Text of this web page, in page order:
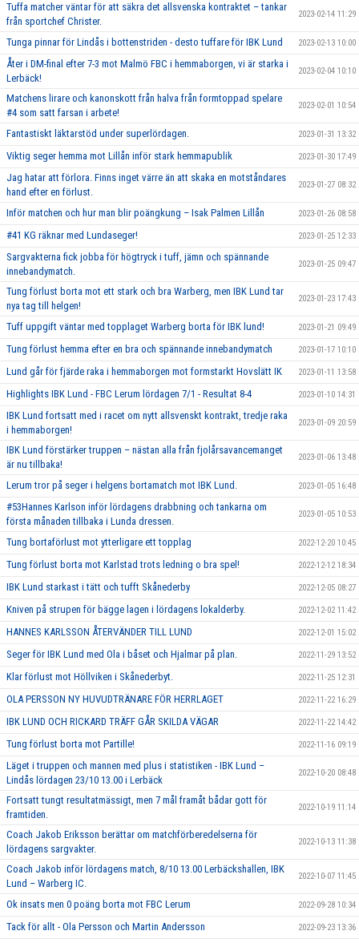
Tuffa matcher väntar för att säkra det allsvenska kontraktet – tankar
från sportchef Christer.
2023-02-14 11:29
Tunga pinnar för Lindås i bottenstriden - desto tuffare för IBK Lund 2023-02-13 10:00
Åter i DM-final efter 7-3 mot Malmö FBC i hemmaborgen, vi är starka i
Lerbäck!
2023-02-04 10:10
Matchens lirare och kanonskott från halva från formtoppad spelare
#4 som satt farsan i arbete!
2023-02-01 10:54
Fantastiskt läktarstöd under superlördagen. 2023-01-31 13:32
Viktig seger hemma mot Lillån inför stark hemmapublik 2023-01-30 17:49
Jag hatar att förlora. Finns inget värre än att skaka en motståndares
hand efter en förlust.
2023-01-27 08:32
Inför matchen och hur man blir poängkung – Isak Palmen Lillån 2023-01-26 08:58
#41 KG räknar med Lundaseger! 2023-01-25 12:33
Sargvakterna fick jobba för högtryck i tuff, jämn och spännande
innebandymatch.
2023-01-25 09:47
Tung förlust borta mot ett stark och bra Warberg, men IBK Lund tar
nya tag till helgen!
2023-01-23 17:43
Tuff uppgift väntar med topplaget Warberg borta för IBK lund! 2023-01-21 09:49
Tung förlust hemma efter en bra och spännande innebandymatch 2023-01-17 10:10
Lund går för fjärde raka i hemmaborgen mot formstarkt Hovslätt IK 2023-01-11 13:58
Highlights IBK Lund - FBC Lerum lördagen 7/1 - Resultat 8-4 2023-01-10 14:31
IBK Lund fortsatt med i racet om nytt allsvenskt kontrakt, tredje raka
i hemmaborgen!
2023-01-09 20:59
IBK Lund förstärker truppen – nästan alla från fjolårsavancemanget
är nu tillbaka!
2023-01-06 13:48
Lerum tror på seger i helgens bortamatch mot IBK Lund. 2023-01-05 16:48
#53Hannes Karlson inför lördagens drabbning och tankarna om
första månaden tillbaka i Lunda dressen.
2023-01-05 10:53
Tung bortaförlust mot ytterligare ett topplag 2022-12-20 10:45
Tung förlust borta mot Karlstad trots ledning o bra spel! 2022-12-12 18:34
IBK Lund starkast i tätt och tufft Skånederby 2022-12-05 08:27
Kniven på strupen för bägge lagen i lördagens lokalderby. 2022-12-02 11:42
HANNES KARLSSON ÅTERVÄNDER TILL LUND 2022-12-01 15:02
Seger för IBK Lund med Ola i båset och Hjalmar på plan. 2022-11-29 13:52
Klar förlust mot Höllviken i Skånederbyt. 2022-11-25 12:31
OLA PERSSON NY HUVUDTRÄNARE FÖR HERRLAGET 2022-11-22 16:29
IBK LUND OCH RICKARD TRÄFF GÅR SKILDA VÄGAR 2022-11-22 14:42
Tung förlust borta mot Partille! 2022-11-16 09:19
Läget i truppen och mannen med plus i statistiken - IBK Lund –
Lindås lördagen 23/10 13.00 i Lerbäck
2022-10-20 08:48
Fortsatt tungt resultatmässigt, men 7 mål framåt bådar gott för
framtiden.
2022-10-19 11:14
Coach Jakob Eriksson berättar om matchförberedelserna för
lördagens sargvakter.
2022-10-13 11:38
Coach Jakob inför lördagens match, 8/10 13.00 Lerbäckshallen, IBK
Lund – Warberg IC.
2022-10-07 11:45
Ok insats men 0 poäng borta mot FBC Lerum 2022-09-28 10:34
Tack för allt - Ola Persson och Martin Andersson 2022-09-23 13:36